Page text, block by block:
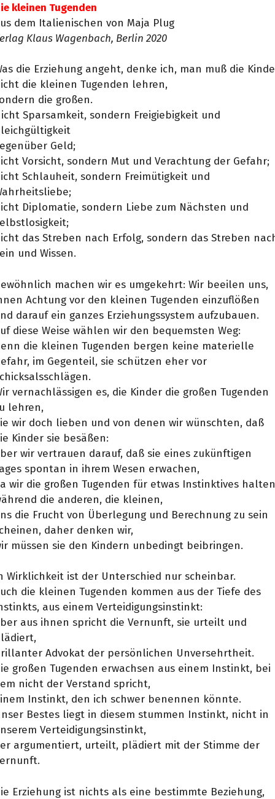
kleinen Tugenden
dem Italienischen von Maja Plug
Klaus Wagenbach, Berlin 2020
die Erziehung angeht, denke ich, man muß die
die kleinen Tugenden lehren,
die großen.
Sparsamkeit, sondern Freigiebigkeit und
Geld;
Vorsicht, sondern Mut und Verachtung der Gefahr;
Schlauheit, sondern Freimütigkeit und
Diplomatie, sondern Liebe zum Nächsten und
das Streben nach Erfolg, sondern das Streben
und Wissen.
machen wir es umgekehrt: Wir beeilen uns,
Achtung vor den kleinen Tugenden einzuflößen
darauf ein ganzes Erziehungssystem aufzubauen.
diese Weise wählen wir den bequemsten Weg:
die kleinen Tugenden bergen keine materielle
im Gegenteil, sie schützen eher vor
vernachlässigen es, die Kinder die großen Tugenden
lehren,
wir doch lieben und von denen wir wünschten, daß
Kinder sie besäßen:
wir vertrauen darauf, daß sie eines zukünftigen
spontan in ihrem Wesen erwachen,
wir die großen Tugenden für etwas Instinktives
die anderen, die kleinen,
die Frucht von Überlegung und Berechnung zu sein
daher denken wir,
müssen sie den Kindern unbedingt beibringen.
Wirklichkeit ist der Unterschied nur scheinbar.
die kleinen Tugenden kommen aus der Tiefe des
aus einem Verteidigungsinstinkt:
aus ihnen spricht die Vernunft, sie urteilt und
Advokat der persönlichen Unversehrtheit.
großen Tugenden erwachsen aus einem Instinkt, bei
nicht der Verstand spricht,
Instinkt, den ich schwer benennen könnte.
Bestes liegt in diesem stummen Instinkt, nicht in
Verteidigungsinstinkt,
argumentiert, urteilt, plädiert mit der Stimme der
Erziehung ist nichts als eine bestimmte Beziehung,